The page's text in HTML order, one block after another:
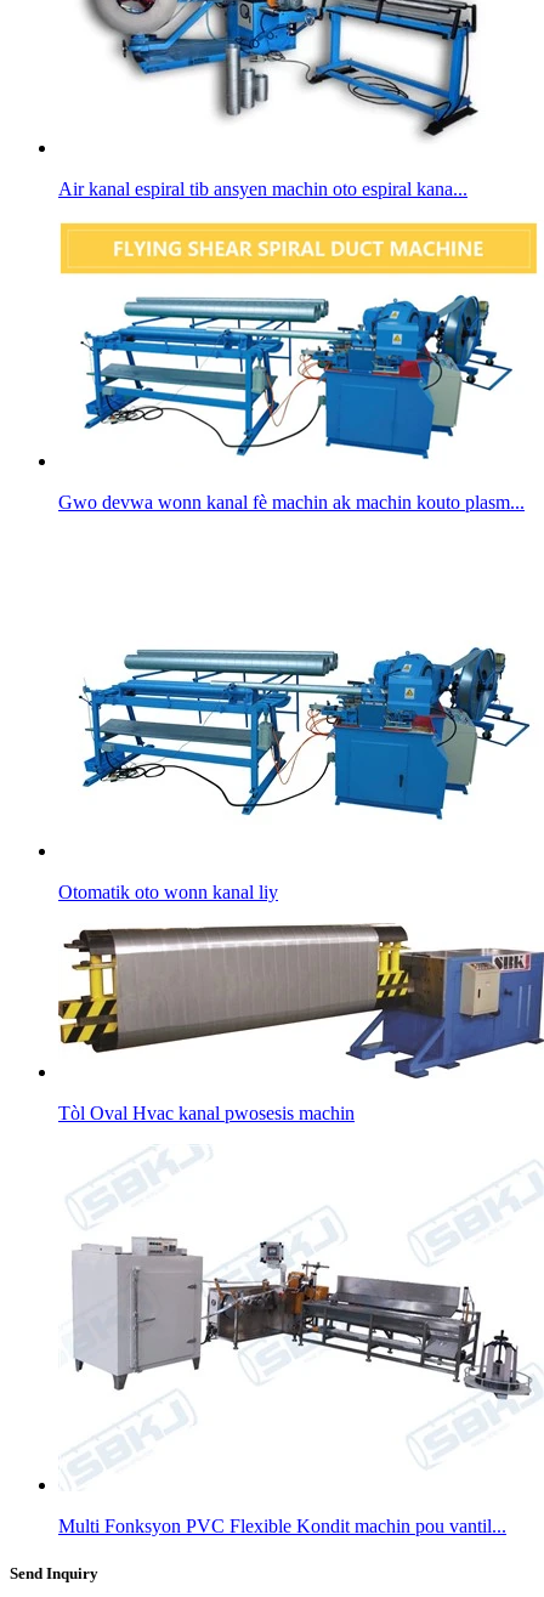
Air kanal espiral tib ansyen machin oto espiral kana...
Gwo devwa wonn kanal fè machin ak machin kouto plasm...
Otomatik oto wonn kanal liy
Tòl Oval Hvac kanal pwosesis machin
Multi Fonksyon PVC Flexible Kondit machin pou vantil...
Send Inquiry